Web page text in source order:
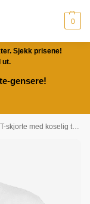
0
Sjekk prisene!
ut.
gensere!
koselig trykk | Gave til familien